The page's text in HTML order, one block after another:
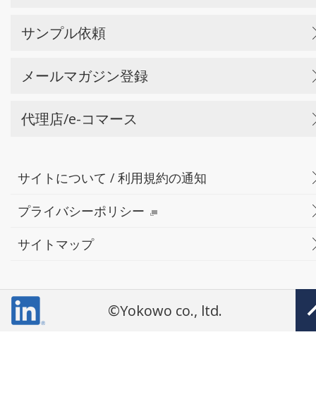
サンプル依頼
メールマガジン登録
代理店/e-コマース
サイトについて / 利用規約の通知
プライバシーポリシー
サイトマップ
©Yokowo co., ltd.